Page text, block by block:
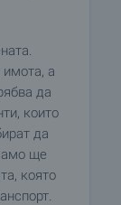
a
да
които
да
ще
която